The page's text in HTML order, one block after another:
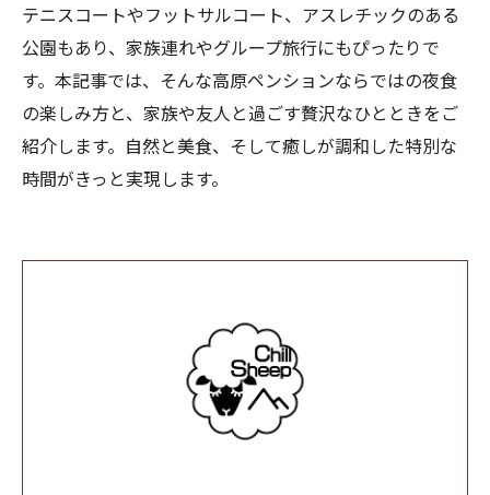
テニスコートやフットサルコート、アスレチックのある
公園もあり、家族連れやグループ旅行にもぴったりで
す。本記事では、そんな高原ペンションならではの夜食
の楽しみ方と、家族や友人と過ごす贅沢なひとときをご
紹介します。自然と美食、そして癒しが調和した特別な
時間がきっと実現します。